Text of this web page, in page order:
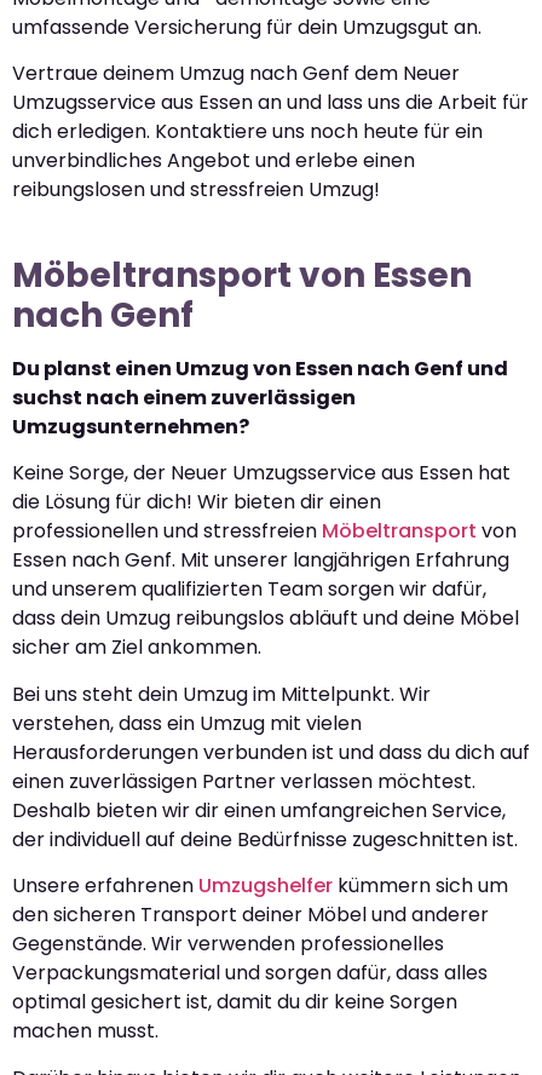
umfassende Versicherung für dein Umzugsgut an.
Vertraue deinem Umzug nach Genf dem Neuer
Umzugsservice aus Essen an und lass uns die Arbeit für
dich erledigen. Kontaktiere uns noch heute für ein
unverbindliches Angebot und erlebe einen
reibungslosen und stressfreien Umzug!
Möbeltransport von Essen
nach Genf
Du planst einen Umzug von Essen nach Genf und
suchst nach einem zuverlässigen
Umzugsunternehmen?
Keine Sorge, der Neuer Umzugsservice aus Essen hat
die Lösung für dich! Wir bieten dir einen
professionellen und stressfreien Möbeltransport von
Essen nach Genf. Mit unserer langjährigen Erfahrung
und unserem qualifizierten Team sorgen wir dafür,
dass dein Umzug reibungslos abläuft und deine Möbel
sicher am Ziel ankommen.
Bei uns steht dein Umzug im Mittelpunkt. Wir
verstehen, dass ein Umzug mit vielen
Herausforderungen verbunden ist und dass du dich auf
einen zuverlässigen Partner verlassen möchtest.
Deshalb bieten wir dir einen umfangreichen Service,
der individuell auf deine Bedürfnisse zugeschnitten ist.
Unsere erfahrenen Umzugshelfer kümmern sich um
den sicheren Transport deiner Möbel und anderer
Gegenstände. Wir verwenden professionelles
Verpackungsmaterial und sorgen dafür, dass alles
optimal gesichert ist, damit du dir keine Sorgen
machen musst.